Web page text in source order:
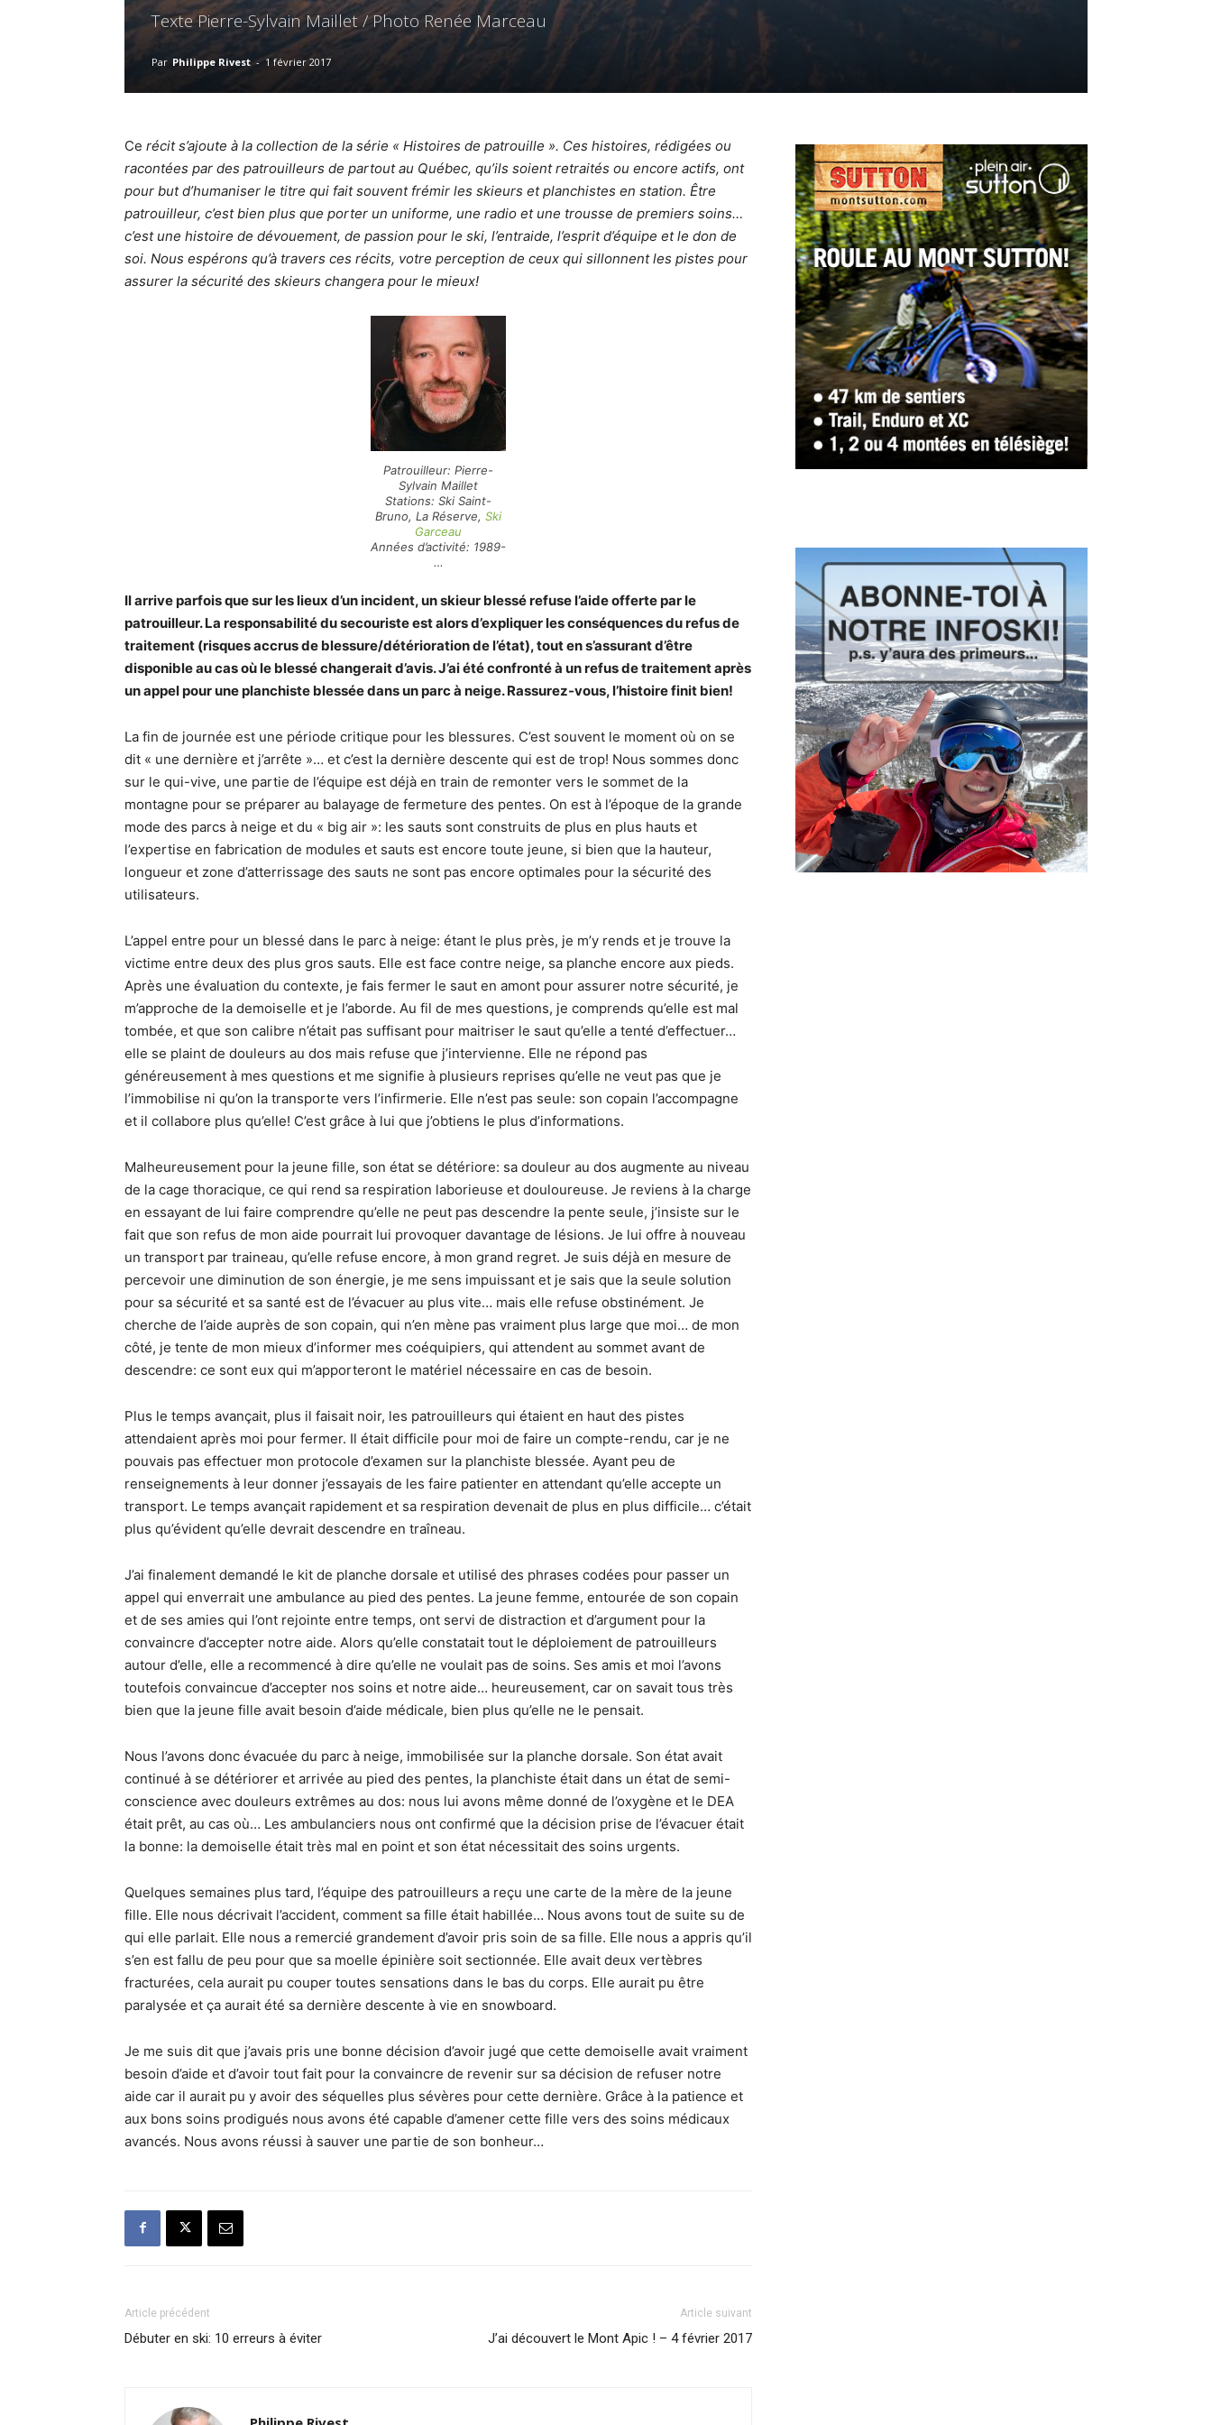
Texte Pierre-Sylvain Maillet / Photo Renée Marceau
Par Philippe Rivest - 1 février 2017
Ce récit s’ajoute à la collection de la série « Histoires de patrouille ». Ces histoires, rédigées ou
racontées par des patrouilleurs de partout au Québec, qu’ils soient retraités ou encore actifs, ont
pour but d’humaniser le titre qui fait souvent frémir les skieurs et planchistes en station. Être
patrouilleur, c’est bien plus que porter un uniforme, une radio et une trousse de premiers soins…
c’est une histoire de dévouement, de passion pour le ski, l’entraide, l’esprit d’équipe et le don de
soi. Nous espérons qu’à travers ces récits, votre perception de ceux qui sillonnent les pistes pour
assurer la sécurité des skieurs changera pour le mieux!
Patrouilleur: Pierre-
Sylvain Maillet
Stations: Ski Saint-
Bruno, La Réserve, Ski
Garceau
Années d’activité: 1989-
…
Il arrive parfois que sur les lieux d’un incident, un skieur blessé refuse l’aide offerte par le
patrouilleur. La responsabilité du secouriste est alors d’expliquer les conséquences du refus de
traitement (risques accrus de blessure/détérioration de l’état), tout en s’assurant d’être
disponible au cas où le blessé changerait d’avis. J’ai été confronté à un refus de traitement après
un appel pour une planchiste blessée dans un parc à neige. Rassurez-vous, l’histoire finit bien!
La fin de journée est une période critique pour les blessures. C’est souvent le moment où on se
dit « une dernière et j’arrête »… et c’est la dernière descente qui est de trop! Nous sommes donc
sur le qui-vive, une partie de l’équipe est déjà en train de remonter vers le sommet de la
montagne pour se préparer au balayage de fermeture des pentes. On est à l’époque de la grande
mode des parcs à neige et du « big air »: les sauts sont construits de plus en plus hauts et
l’expertise en fabrication de modules et sauts est encore toute jeune, si bien que la hauteur,
longueur et zone d’atterrissage des sauts ne sont pas encore optimales pour la sécurité des
utilisateurs.
L’appel entre pour un blessé dans le parc à neige: étant le plus près, je m’y rends et je trouve la
victime entre deux des plus gros sauts. Elle est face contre neige, sa planche encore aux pieds.
Après une évaluation du contexte, je fais fermer le saut en amont pour assurer notre sécurité, je
m’approche de la demoiselle et je l’aborde. Au fil de mes questions, je comprends qu’elle est mal
tombée, et que son calibre n’était pas suffisant pour maitriser le saut qu’elle a tenté d’effectuer…
elle se plaint de douleurs au dos mais refuse que j’intervienne. Elle ne répond pas
généreusement à mes questions et me signifie à plusieurs reprises qu’elle ne veut pas que je
l’immobilise ni qu’on la transporte vers l’infirmerie. Elle n’est pas seule: son copain l’accompagne
et il collabore plus qu’elle! C’est grâce à lui que j’obtiens le plus d’informations.
Malheureusement pour la jeune fille, son état se détériore: sa douleur au dos augmente au niveau
de la cage thoracique, ce qui rend sa respiration laborieuse et douloureuse. Je reviens à la charge
en essayant de lui faire comprendre qu’elle ne peut pas descendre la pente seule, j’insiste sur le
fait que son refus de mon aide pourrait lui provoquer davantage de lésions. Je lui offre à nouveau
un transport par traineau, qu’elle refuse encore, à mon grand regret. Je suis déjà en mesure de
percevoir une diminution de son énergie, je me sens impuissant et je sais que la seule solution
pour sa sécurité et sa santé est de l’évacuer au plus vite… mais elle refuse obstinément. Je
cherche de l’aide auprès de son copain, qui n’en mène pas vraiment plus large que moi… de mon
côté, je tente de mon mieux d’informer mes coéquipiers, qui attendent au sommet avant de
descendre: ce sont eux qui m’apporteront le matériel nécessaire en cas de besoin.
Plus le temps avançait, plus il faisait noir, les patrouilleurs qui étaient en haut des pistes
attendaient après moi pour fermer. Il était difficile pour moi de faire un compte-rendu, car je ne
pouvais pas effectuer mon protocole d’examen sur la planchiste blessée. Ayant peu de
renseignements à leur donner j’essayais de les faire patienter en attendant qu’elle accepte un
transport. Le temps avançait rapidement et sa respiration devenait de plus en plus difficile… c’était
plus qu’évident qu’elle devrait descendre en traîneau.
J’ai finalement demandé le kit de planche dorsale et utilisé des phrases codées pour passer un
appel qui enverrait une ambulance au pied des pentes. La jeune femme, entourée de son copain
et de ses amies qui l’ont rejointe entre temps, ont servi de distraction et d’argument pour la
convaincre d’accepter notre aide. Alors qu’elle constatait tout le déploiement de patrouilleurs
autour d’elle, elle a recommencé à dire qu’elle ne voulait pas de soins. Ses amis et moi l’avons
toutefois convaincue d’accepter nos soins et notre aide… heureusement, car on savait tous très
bien que la jeune fille avait besoin d’aide médicale, bien plus qu’elle ne le pensait.
Nous l’avons donc évacuée du parc à neige, immobilisée sur la planche dorsale. Son état avait
continué à se détériorer et arrivée au pied des pentes, la planchiste était dans un état de semi-
conscience avec douleurs extrêmes au dos: nous lui avons même donné de l’oxygène et le DEA
était prêt, au cas où… Les ambulanciers nous ont confirmé que la décision prise de l’évacuer était
la bonne: la demoiselle était très mal en point et son état nécessitait des soins urgents.
Quelques semaines plus tard, l’équipe des patrouilleurs a reçu une carte de la mère de la jeune
fille. Elle nous décrivait l’accident, comment sa fille était habillée… Nous avons tout de suite su de
qui elle parlait. Elle nous a remercié grandement d’avoir pris soin de sa fille. Elle nous a appris qu’il
s’en est fallu de peu pour que sa moelle épinière soit sectionnée. Elle avait deux vertèbres
fracturées, cela aurait pu couper toutes sensations dans le bas du corps. Elle aurait pu être
paralysée et ça aurait été sa dernière descente à vie en snowboard.
Je me suis dit que j’avais pris une bonne décision d’avoir jugé que cette demoiselle avait vraiment
besoin d’aide et d’avoir tout fait pour la convaincre de revenir sur sa décision de refuser notre
aide car il aurait pu y avoir des séquelles plus sévères pour cette dernière. Grâce à la patience et
aux bons soins prodigués nous avons été capable d’amener cette fille vers des soins médicaux
avancés. Nous avons réussi à sauver une partie de son bonheur…
Article précédent
Débuter en ski: 10 erreurs à éviter
Article suivant
J’ai découvert le Mont Apic ! – 4 février 2017